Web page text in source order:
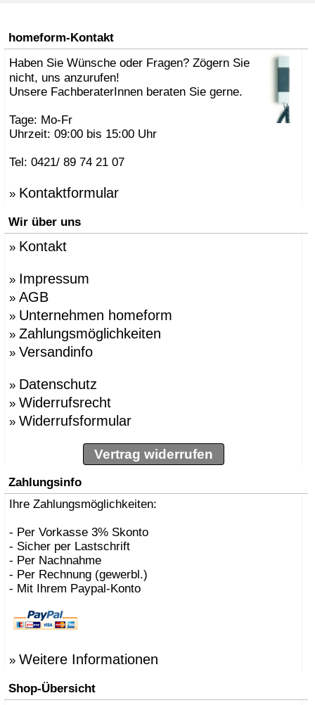
homeform-Kontakt
Haben Sie Wünsche oder Fragen? Zögern Sie
nicht, uns anzurufen!
Unsere FachberaterInnen beraten Sie gerne.
Tage: Mo-Fr
Uhrzeit: 09:00 bis 15:00 Uhr
Tel: 0421/ 89 74 21 07
» Kontaktformular
Wir über uns
» Kontakt
» Impressum
» AGB
» Unternehmen homeform
» Zahlungsmöglichkeiten
» Versandinfo
» Datenschutz
» Widerrufsrecht
» Widerrufsformular
Vertrag widerrufen
Zahlungsinfo
Ihre Zahlungsmöglichkeiten:
- Per Vorkasse 3% Skonto
- Sicher per Lastschrift
- Per Nachnahme
- Per Rechnung (gewerbl.)
- Mit Ihrem Paypal-Konto
» Weitere Informationen
Shop-Übersicht